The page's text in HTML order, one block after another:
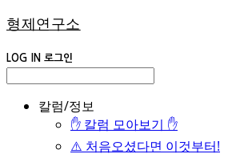
형제연구소
LOG IN 로그인
칼럼/정보
✋ 칼럼 모아보기 ✋
⚠️ 처음오셨다면 이것부터!